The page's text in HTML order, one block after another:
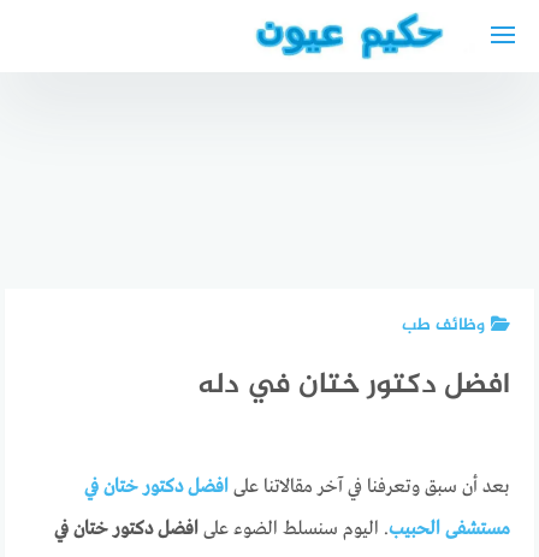
وظائف طب
افضل دكتور ختان في دله
بعد أن سبق وتعرفنا في آخر مقالاتنا علىافضل دكتور ختان في
مستشفى الحبيب. اليوم سنسلط الضوء علىافضل دكتور ختان في